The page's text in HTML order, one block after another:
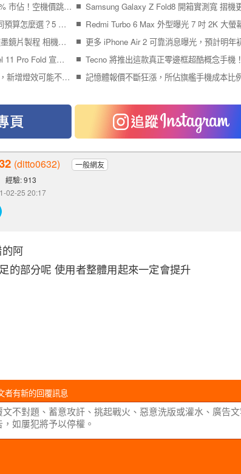
iPhone 17＋iPhone Air 狂掃 89% 市佔！空機價跳水 9,410 元引爆尾盤買氣
2026 最值得買的手機推薦｜不同預算怎麼選？5 款熱門手機完整比較
Galaxy S27 Ultra 傳全面導入噴墨鏡片製程 相機模組更薄、拍攝品質再提升
終於輪到 Google 官方公布 Pixel 11 Pro Fold 宣傳影片
Pixel 11 Pro 系列充電速度升級，新增燈效可能不叫 Pixel Glow
Tecno 將推出這款真正零邊框超酷概念手機！
(ditto0632)
一般網友
經驗: 913
02-25 20:17
阿
的部分呢 使用者整體用起來一定會提升
者有新的回覆訊息